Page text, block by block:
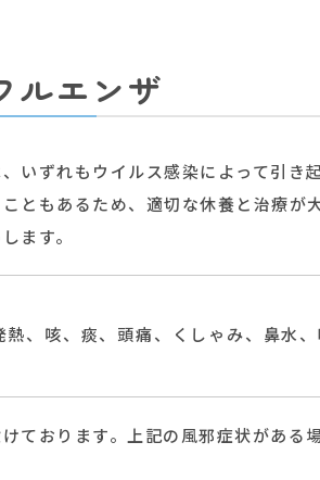
ルエンザ
いずれもウイルス感染によって引
ともあるため、適切な休養と治療
ます。
熱、咳、痰、頭痛、くしゃみ、鼻水
ております。上記の風邪症状がある